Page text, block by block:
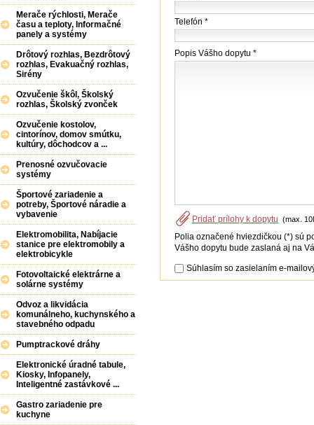
Telefón *
Popis Vášho dopytu *
Pridať prílohy k dopytu (max.
Polia označené hviezdičkou (*) sú
Vášho dopytu bude zaslaná aj na
Súhlasím so zasielaním e-
Merače rýchlosti, Merače
času a teploty, Informačné
panely a systémy
Drôtový rozhlas, Bezdrôtový
rozhlas, Evakuačný rozhlas,
Sirény
Ozvučenie škôl, Školský
rozhlas, Školský zvonček
Ozvučenie kostolov,
cintorínov, domov smútku,
kultúry, dôchodcov a ...
Prenosné ozvučovacie
systémy
Športové zariadenie a
potreby, Športové náradie a
vybavenie
Elektromobilita, Nabíjacie
stanice pre elektromobily a
elektrobicykle
Fotovoltaické elektrárne a
solárne systémy
Odvoz a likvidácia
komunálneho, kuchynského a
stavebného odpadu
Pumptrackové dráhy
Elektronické úradné tabule,
Kiosky, Infopanely,
Inteligentné zastávkové ...
Gastro zariadenie pre
kuchyne